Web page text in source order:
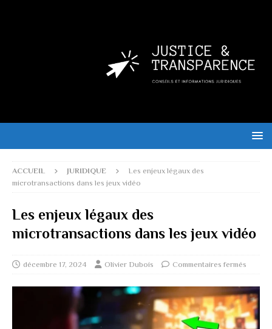
ACCUEIL JURIDIQUE
Les enjeux légaux des
microtransactions dans les jeux vidéo
Les enjeux légaux des
microtransactions dans les jeux vidéo
décembre 17, 2024 Olivier Dubois Commentaires fermés